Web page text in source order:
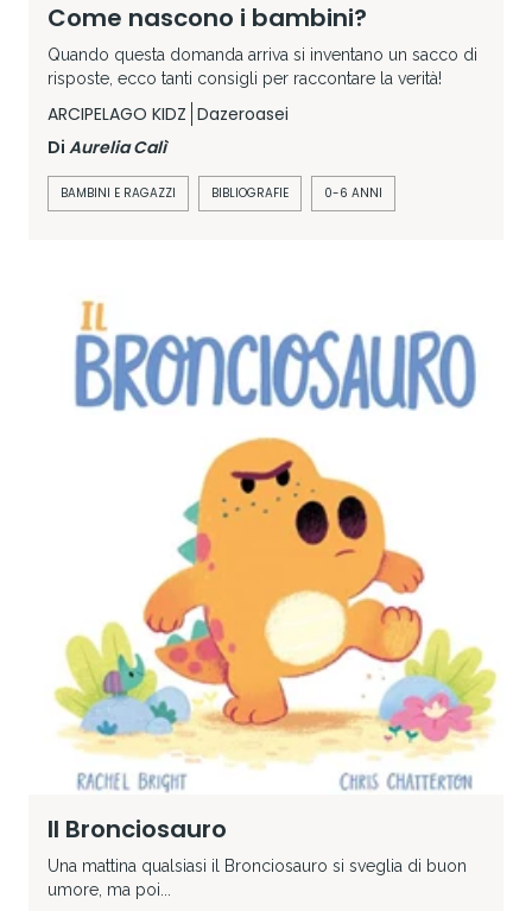
Come nascono i bambini?
Quando questa domanda arriva si inventano un sacco di
risposte, ecco tanti consigli per raccontare la verità!
ARCIPELAGO KIDZ Dazeroasei
Di Aurelia Calì
BAMBINI E RAGAZZI BIBLIOGRAFIE 0-6 ANNI
Il Bronciosauro
Una mattina qualsiasi il Bronciosauro si sveglia di buon
umore, ma poi...